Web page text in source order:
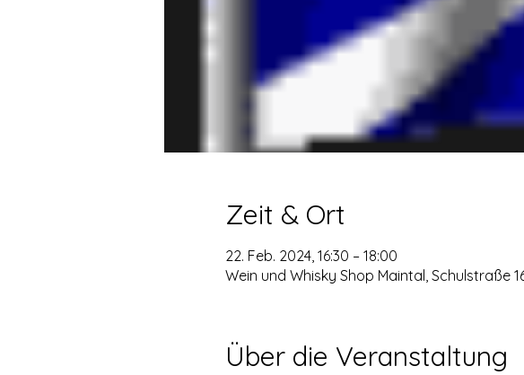
Zeit & Ort
22. Feb. 2024, 16:30 – 18:00
Wein und Whisky Shop Maintal, Schulstraße
Über die Veranstaltung